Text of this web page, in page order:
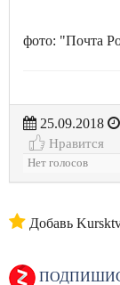
фото: "Почта
25.09.2018
Нравится
Нет голосов
Добавь